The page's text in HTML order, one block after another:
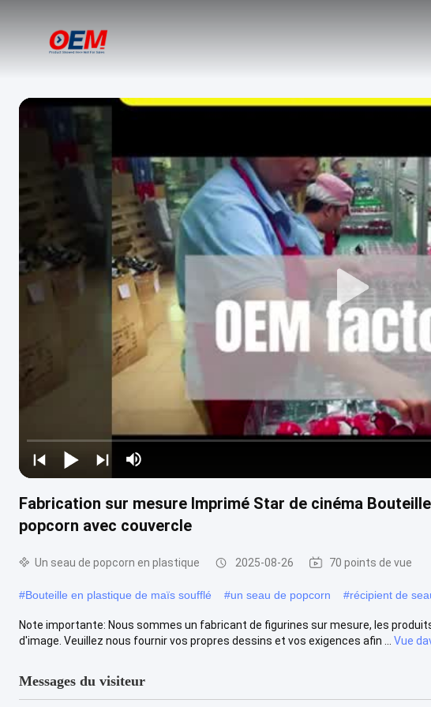
Fabrication sur mesure Imprimé Star de cinéma
popcorn avec couvercle
Un seau de popcorn en plastique 2025-08-26 70 points de vue
#Bouteille en plastique de maïs soufflé #un seau de popcorn #récipient de
Note importante: Nous sommes un fabricant de figurines sur mesure, les
d'image. Veuillez nous fournir vos propres dessins et vos exigences afin ...
Vue
Messages du visiteur